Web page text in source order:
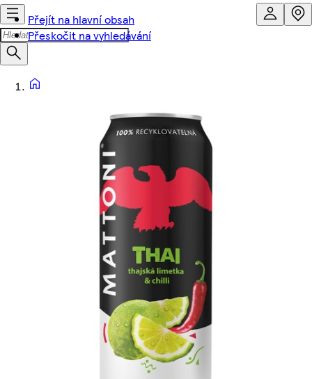
Přejít na hlavní obsah
Přeskočit na vyhledávání